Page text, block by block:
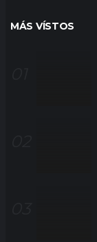
MÁS VÍSTOS